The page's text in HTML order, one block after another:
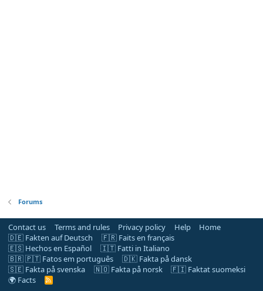
Forums
Contact us Terms and rules Privacy policy Help
Home
🇩🇪 Fakten auf Deutsch
🇫🇷 Faits en français
🇪🇸 Hechos en Español
🇮🇹 Fatti in Italiano
🇧🇷 🇵🇹 Fatos em português
🇩🇰 Fakta på dansk
🇸🇪 Fakta på svenska
🇳🇴 Fakta på norsk
🇫🇮 Faktat suomeksi
🌍 Facts
R